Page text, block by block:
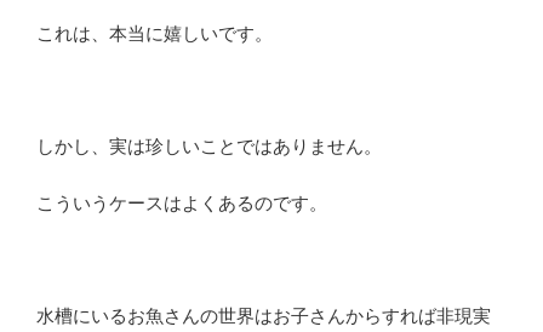
これは、本当に嬉しいです。
しかし、実は珍しいことではありません。
こういうケースはよくあるのです。
水槽にいるお魚さんの世界はお子さんからすれば非現実